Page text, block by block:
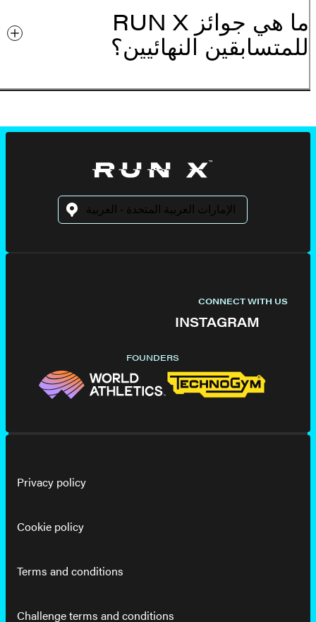
ما هي جوائز RUN X
للمتسابقين النهائيين؟
CONNECT WITH US
INSTAGRAM
FOUNDERS
Privacy policy
Cookie policy
Terms and conditions
Challenge terms and conditions